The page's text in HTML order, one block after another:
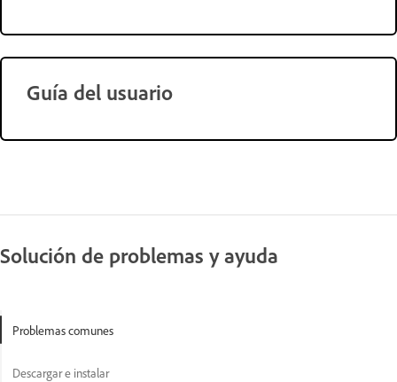
Guía del usuario
Solución de problemas y ayuda
Problemas comunes
Descargar e instalar